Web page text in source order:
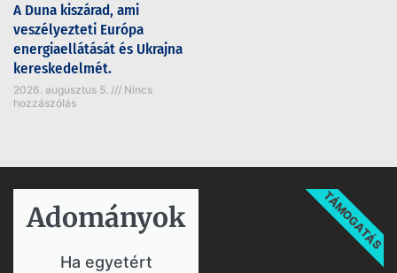
A Duna kiszárad, ami
veszélyezteti Európa
energiaellátását és Ukrajna
kereskedelmét.
2026. augusztus 5.
Nincs
hozzászólás
Adományok​
Ha egyetért
TÁMOGATÁS